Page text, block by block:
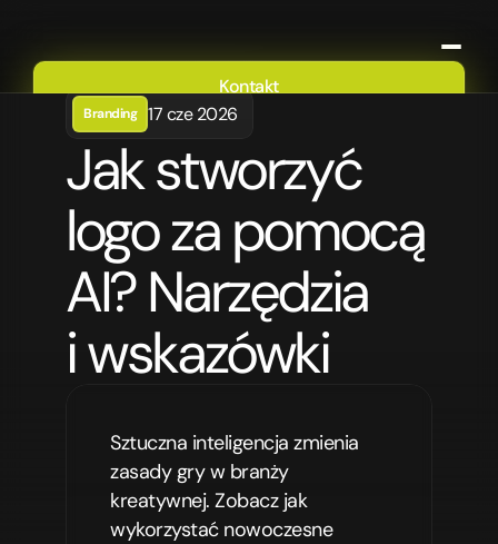
Branding 17 cze 2026
Jak stworzyć
logo za pomocą
AI? Narzędzia
i wskazówki
Sztuczna inteligencja zmienia
zasady gry w branży
kreatywnej. Zobacz jak
wykorzystać nowoczesne
Oferta
Portfolio
O nas
Kontakt